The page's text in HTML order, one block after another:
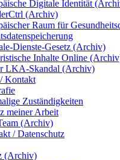
Digitale Identität
(Archiv)
Raum für
Dienste-Gesetz (Archiv)
Inhalte Online
LKA-Skandal (Archiv)
Kontakt
Zuständigkeiten
meiner Arbeit
(Archiv)
/ Datenschutz
(Archiv)